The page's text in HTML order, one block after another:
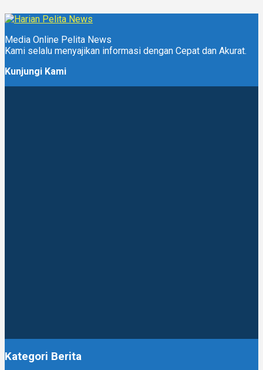
Media Online Pelita News
Kami selalu menyajikan informasi dengan Cepat dan Akurat.
Kunjungi Kami
Kategori Berita